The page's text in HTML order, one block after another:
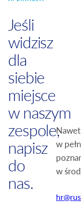
Jeśli
widzisz
dla
siebie
miejsce
w naszym
zespole,
napisz
do
nas.
w
w